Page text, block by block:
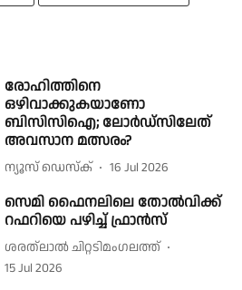
രോഹിത്തിനെ
ഒഴിവാക്കുകയാണോ
ബിസിസിഐ; ലോര്‍ഡ്‌സിലേത്
അവസാന മത്സരം?
ന്യൂസ് ഡെസ്ക് 16 Jul 2026
സെമി ഫൈനലിലെ തോൽവിക്ക്
റഫറിയെ പഴിച്ച് ഫ്രാൻസ്
ശരത്‌ലാൽ ചിറ്റടിമംഗലത്ത്
15 Jul 2026